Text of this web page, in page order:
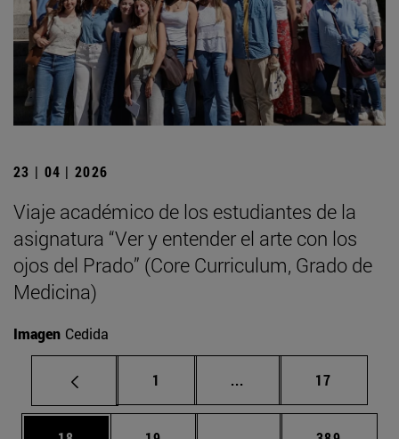
23 | 04 | 2026
Viaje académico de los estudiantes de la
asignatura “Ver y entender el arte con los
ojos del Prado” (Core Curriculum, Grado de
Medicina)
Imagen Cedida
Página
1 ... Páginas intermedias
Página
17